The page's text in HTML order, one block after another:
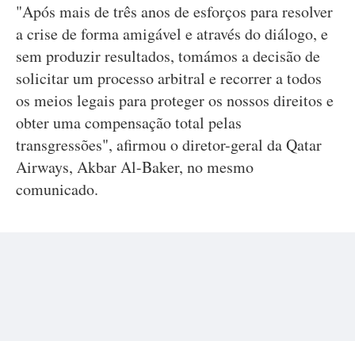
"Após mais de três anos de esforços para resolver
a crise de forma amigável e através do diálogo, e
sem produzir resultados, tomámos a decisão de
solicitar um processo arbitral e recorrer a todos
os meios legais para proteger os nossos direitos e
obter uma compensação total pelas
transgressões", afirmou o diretor-geral da Qatar
Airways, Akbar Al-Baker, no mesmo
comunicado.